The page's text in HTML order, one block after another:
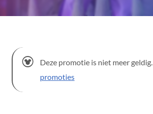
Deze promotie is niet meer geldig.
promoties